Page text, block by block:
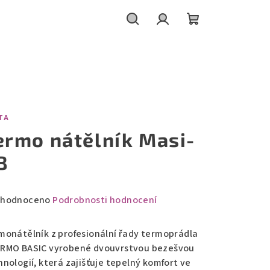
nátělník Masi-
Podrobnosti hodnocení
z profesionální řady termoprádla
BASIC vyrobené dvouvrstvou bezešvou
která zajišťuje tepelný komfort ve